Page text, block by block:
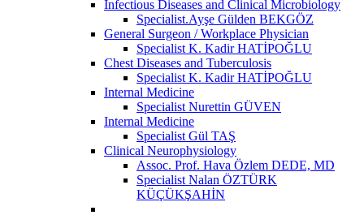
Infectious Diseases and Clinical Microbiology
Specialist.Ayşe Gülden BEKGÖZ
General Surgeon / Workplace Physician
Specialist K. Kadir HATİPOĞLU
Chest Diseases and Tuberculosis
Specialist K. Kadir HATİPOĞLU
Internal Medicine
Specialist Nurettin GÜVEN
Internal Medicine
Specialist Gül TAŞ
Clinical Neurophysiology
Assoc. Prof. Hava Özlem DEDE, MD
Specialist Nalan ÖZTÜRK
KÜÇÜKŞAHİN